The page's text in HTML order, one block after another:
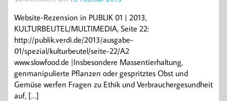
Website-Rezension in PUBLIK 01 | 2013,
KULTURBEUTEL/MULTIMEDIA, Seite 22:
http://publik.verdi.de/2013/ausgabe-
01/spezial/kulturbeutel/seite-22/A2
www.slowfood.de |Insbesondere Massentierhaltung,
genmanipulierte Pflanzen oder gespritztes Obst und
Gemüse werfen Fragen zu Ethik und Verbrauchergesundheit
auf, […]